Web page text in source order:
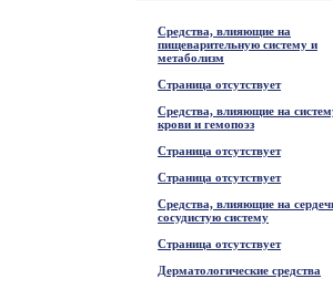
Средства, влияющие на
пищеварительную систему и
метаболизм
Страница отсутствует
Средства, влияющие на
крови и гемопоэз
Страница отсутствует
Страница отсутствует
Средства, влияющие на
сосудистую систему
Страница отсутствует
Дерматологические средства